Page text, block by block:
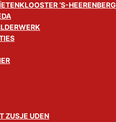
‘S-HEERENBERG
ZUSJE UDEN